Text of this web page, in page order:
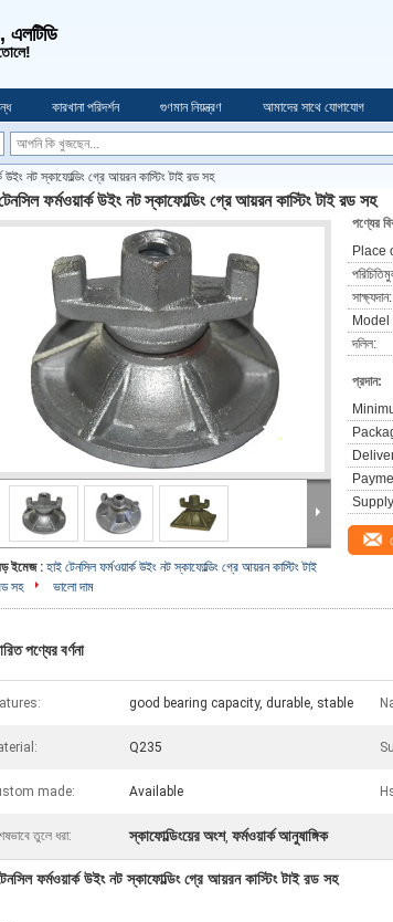
এলটিডি
কারখানা পরিদর্শন গুণমান নিয়ন্ত্রণ আমাদের সাথে যোগাযোগ
উইং নট স্কাফোল্ডিং গ্রে আয়রন কাস্টিং টাই রড সহ
ফর্মওয়ার্ক উইং নট স্কাফোল্ডিং গ্রে আয়রন কাস্টিং টাই রড সহ
ইমেজ : হাই টেনসিল ফর্মওয়ার্ক উইং নট স্কাফোল্ডিং গ্রে আয়রন কাস্টিং টাই
সহ
ভালো দাম
পণ্যের
Place
সাক্ষ্যদান:
দলিল:
প্রদান:
পণ্যের বর্ণনা
good bearing capacity, durable, stable
Q235
made: Available
তুলে ধরা: স্কাফোল্ডিংয়ের অংশ, ফর্মওয়ার্ক আনুষাঙ্গিক
ফর্মওয়ার্ক উইং নট স্কাফোল্ডিং গ্রে আয়রন কাস্টিং টাই রড সহ